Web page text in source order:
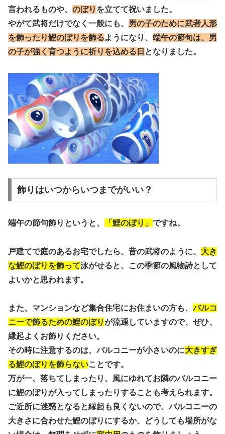
言われるものや、 のぼり を立てて祝いました。
やがて武将だけでなく一般にも、 男の子のために武者人形
を飾ったり鯉のぼりを飾るようになり、 端午の節句は、男
の子が強く育つように祈りを込める日 となりました。
飾りはいつからいつまでがいい？
端午の節句飾りというと、 「鯉のぼり」 ですね。
戸建てで庭のあるお宅でしたら、昔の武将のように、 大き
な鯉のぼりを飾って泳がせると、この季節の風物詩として
よいかと思われます。
また、マンションなど集合住宅にお住まいの方も、バルコ
ニーで飾るための鯉のぼりが流通していますので、ぜひ、
縁起よくお飾りください。
その時に注意するのは、バルコニーが小さいのに大きすぎ
る鯉のぼりを飾らないことです。
万が一、落ちてしまったり、風にゆれてお隣のバルコニー
に鯉のぼりが入ってしまったりすることも考えられます。
ご近所に迷惑となると縁起も良くないので、バルコニーの
大きさに合わせた鯉のぼりにするか、どうしても場所がな